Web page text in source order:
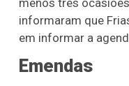
menos três
informaram que
em informar a
Emendas